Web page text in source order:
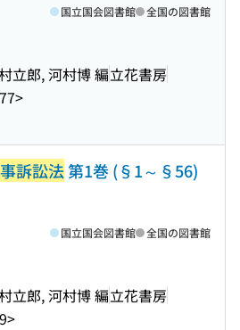
立郎, 河村博 編立花書房
国立国会図書館 全国の図書館
訴訟法第1巻 (§1～§56)
立郎, 河村博 編立花書房
国立国会図書館 全国の図書館